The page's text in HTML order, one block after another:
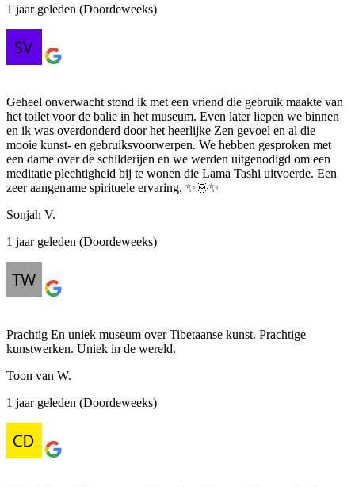
1 jaar geleden (Doordeweeks)
Geheel onverwacht stond ik met een vriend die gebruik maakte van
het toilet voor de balie in het museum. Even later liepen we binnen
en ik was overdonderd door het heerlijke Zen gevoel en al die
mooie kunst- en gebruiksvoorwerpen. We hebben gesproken met
een dame over de schilderijen en we werden uitgenodigd om een
meditatie plechtigheid bij te wonen die Lama Tashi uitvoerde. Een
zeer aangename spirituele ervaring. ✨🌞✨
Sonjah V.
1 jaar geleden (Doordeweeks)
Prachtig En uniek museum over Tibetaanse kunst. Prachtige
kunstwerken. Uniek in de wereld.
Toon van W.
1 jaar geleden (Doordeweeks)